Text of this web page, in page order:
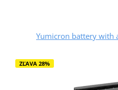
Yumicron battery with
ZĽAVA 28%